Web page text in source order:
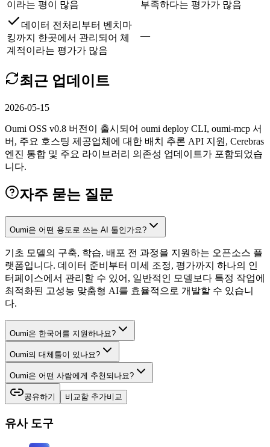
이라는 평이 많음
부족하다는 평가가 많음
데이터 전처리부터 벤치마
킹까지 한곳에서 관리되어 체
계적이라는 평가가 많음
—
최근 업데이트
2026-05-15
Oumi OSS v0.8 버전이 출시되어 oumi deploy CLI, oumi-mcp 서
버, 주요 호스팅 제공업체에 대한 배치 추론 API 지원, Cerebras
엔진 통합 및 주요 라이브러리 의존성 업데이트가 포함되었습
니다.
자주 묻는 질문
Oumi은 어떤 용도로 쓰는 AI 툴인가요?
기초 모델의 구축, 학습, 배포 전 과정을 지원하는 오픈소스 플
랫폼입니다. 데이터 준비부터 미세 조정, 평가까지 하나의 인
터페이스에서 관리할 수 있어, 일반적인 모델보다 특정 작업에
최적화된 고성능 맞춤형 AI를 효율적으로 개발할 수 있습니
다.
Oumi은 한국어를 지원하나요?
Oumi의 대체툴이 있나요?
Oumi은 어떤 사람에게 추천되나요?
공유하기 비교함 추가비교
유사 도구